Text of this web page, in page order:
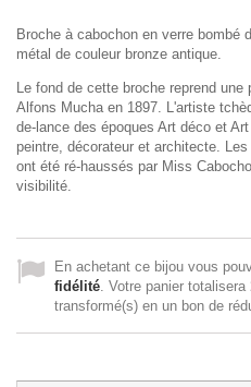
Broche à cabochon en verre bombé
métal de couleur bronze antique.
Le fond de cette broche reprend
Alfons Mucha en 1897. L'artiste
de-lance des époques Art déco et
peintre, décorateur et architecte.
ont été ré-haussés par Miss
visibilité.
En achetant ce bijou vous
fidélité. Votre panier totalisera
transformé(s) en un bon de